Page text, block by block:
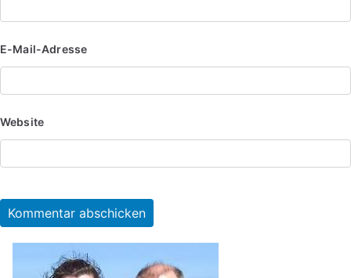
E-Mail-Adresse
Website